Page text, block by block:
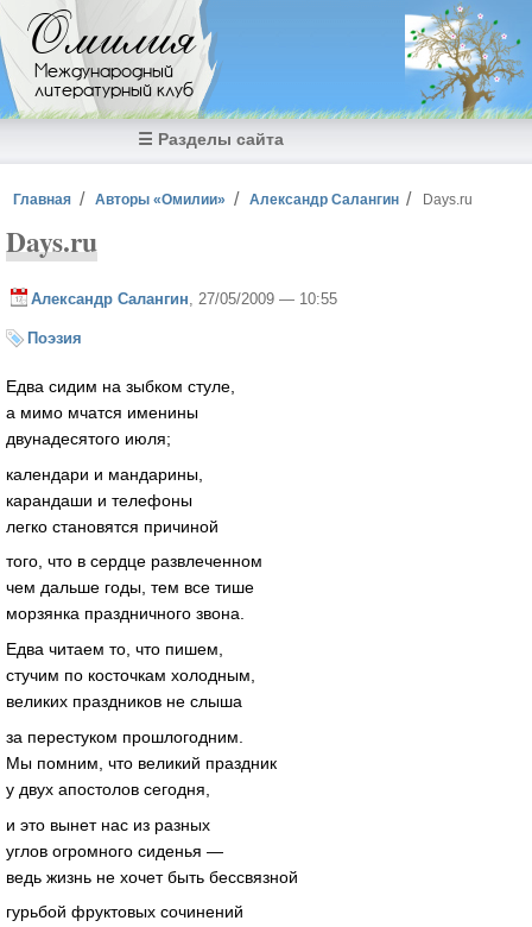
Перейти к основному содержанию
Омилия
Международный
литературный клуб
☰ Разделы сайта
Вы здесь
Главная Авторы «Омилии» Александр Салангин Days.ru
Days.ru
Александр Салангин , 27/05/2009 — 10:55
Поэзия
Едва сидим на зыбком стуле,
а мимо мчатся именины
двунадесятого июля;
календари и мандарины,
карандаши и телефоны
легко становятся причиной
того, что в сердце развлеченном
чем дальше годы, тем все тише
морзянка праздничного звона.
Едва читаем то, что пишем,
стучим по косточкам холодным,
великих праздников не слыша
за перестуком прошлогодним.
Мы помним, что великий праздник
у двух апостолов сегодня,
и это вынет нас из разных
углов огромного сиденья —
ведь жизнь не хочет быть бессвязной
гурьбой фруктовых сочинений